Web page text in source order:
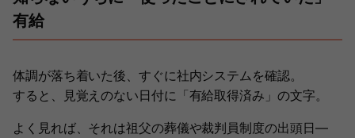
有給
体調が落ち着いた後、すぐに社内システムを確認。
すると、見覚えのない日付に「有給取得済み」の文字。
よく見れば、それは祖父の葬儀や裁判員制度の出頭日―